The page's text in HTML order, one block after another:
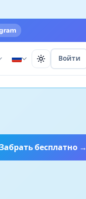
Войти
бесплатно →